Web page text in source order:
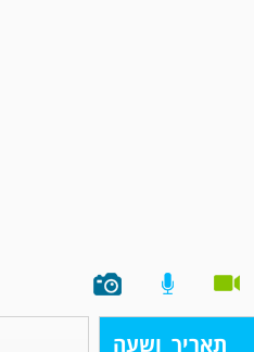
תאריך ושעה